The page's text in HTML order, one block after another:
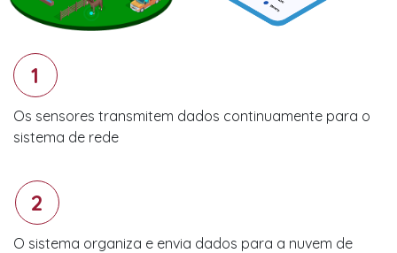
1
Os sensores transmitem dados continuamente para o
sistema de rede
2
O sistema organiza e envia dados para a nuvem de